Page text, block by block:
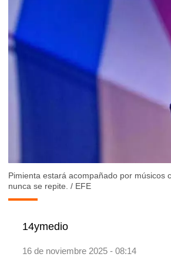
Pimienta estará acompañado por músicos
nunca se repite. / EFE
14ymedio
16 de noviembre 2025 - 08:14